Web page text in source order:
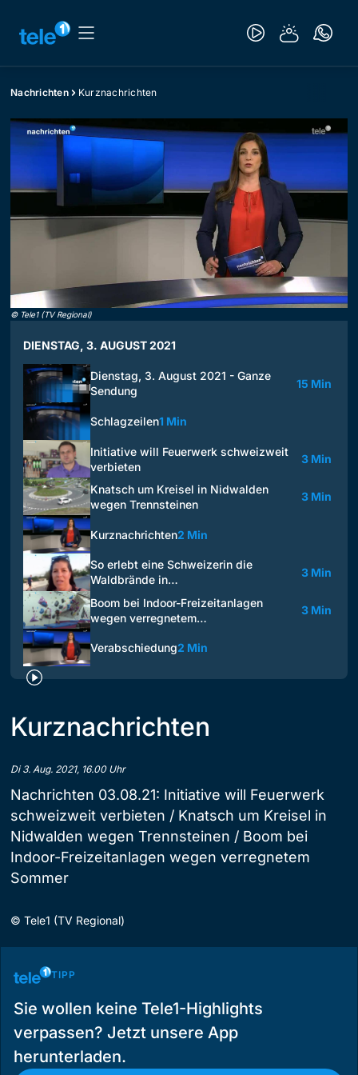
Nachrichten Kurznachrichten
© Tele1 (TV Regional)
DIENSTAG, 3. AUGUST 2021
Dienstag, 3. August 2021 - Ganze
Sendung
15 Min
Schlagzeilen1 Min
Initiative will Feuerwerk schweizweit
verbieten
3 Min
Knatsch um Kreisel in Nidwalden
wegen Trennsteinen
3 Min
Kurznachrichten2 Min
So erlebt eine Schweizerin die
Waldbrände in…
3 Min
Boom bei Indoor-Freizeitanlagen
wegen verregnetem…
3 Min
Verabschiedung2 Min
Kurznachrichten
Di 3. Aug. 2021, 16.00 Uhr
Nachrichten 03.08.21: Initiative will Feuerwerk
schweizweit verbieten / Knatsch um Kreisel in
Nidwalden wegen Trennsteinen / Boom bei
Indoor-Freizeitanlagen wegen verregnetem
Sommer
© Tele1 (TV Regional)
TIPP
Sie wollen keine Tele1-Highlights
verpassen? Jetzt unsere App
herunterladen.